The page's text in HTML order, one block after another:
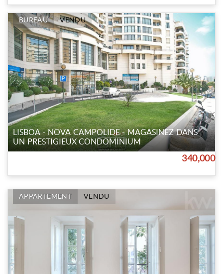
BUREAU VENDU
LISBOA - NOVA CAMPOLIDE - MAGASINEZ DANS
UN PRESTIGIEUX CONDOMINIUM
340,000
APPARTEMENT VENDU